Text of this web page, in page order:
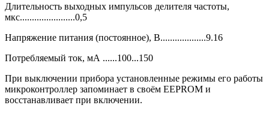
Длительность выходных импульсов делителя частоты,
мкс.......................0,5
Напряжение питания (постоянное), В...................9.16
Потребляемый ток, мА ......100...150
При выключении прибора установленные режимы его работы
микроконтроллер запоминает в своём EEPROM и
восстанавливает при включении.